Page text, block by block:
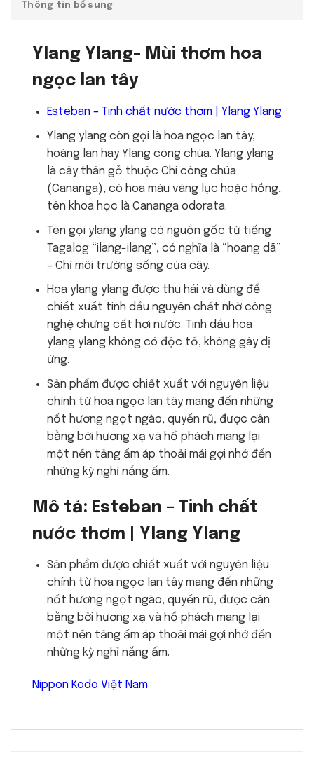
Thông tin bổ sung
Ylang Ylang- Mùi thơm hoa
ngọc lan tây
Esteban – Tinh chất nước thơm | Ylang Ylang
Ylang ylang còn gọi là hoa ngọc lan tây,
hoàng lan hay Ylang công chúa. Ylang ylang
là cây thân gỗ thuộc Chi công chúa
(Cananga), có hoa màu vàng lục hoặc hồng,
tên khoa học là Cananga odorata.
Tên gọi ylang ylang có nguồn gốc từ tiếng
Tagalog “ilang-ilang”, có nghĩa là “hoang dã”
– Chỉ môi trường sống của cây.
Hoa ylang ylang được thu hái và dùng để
chiết xuất tinh dầu nguyên chất nhờ công
nghệ chưng cất hơi nước. Tinh dầu hoa
ylang ylang không có độc tố, không gây dị
ứng.
Sản phẩm được chiết xuất với nguyên liệu
chính từ hoa ngọc lan tây mang đến những
nốt hương ngọt ngào, quyến rũ, được cân
bằng bởi hương xạ và hổ phách mang lại
một nền tảng ấm áp thoải mái gợi nhớ đến
những kỳ nghỉ nắng ấm.
Mô tả: Esteban – Tinh chất
nước thơm | Ylang Ylang
Sản phẩm được chiết xuất với nguyên liệu
chính từ hoa ngọc lan tây mang đến những
nốt hương ngọt ngào, quyến rũ, được cân
bằng bởi hương xạ và hổ phách mang lại
một nền tảng ấm áp thoải mái gợi nhớ đến
những kỳ nghỉ nắng ấm.
Nippon Kodo Việt Nam